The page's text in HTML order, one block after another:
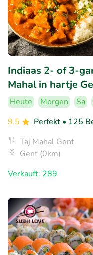
Indiaas 2- of 3-
Mahal in hartje
Heute Morgen Sa
9.5
Perfekt • 125
Taj Mahal Gent
Gent (0km)
Verkauft: 289